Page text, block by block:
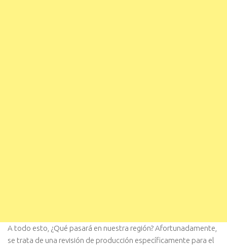
A todo esto, ¿Qué pasará en nuestra región? Afortunadamente,
se trata de una revisión de producción específicamente para el